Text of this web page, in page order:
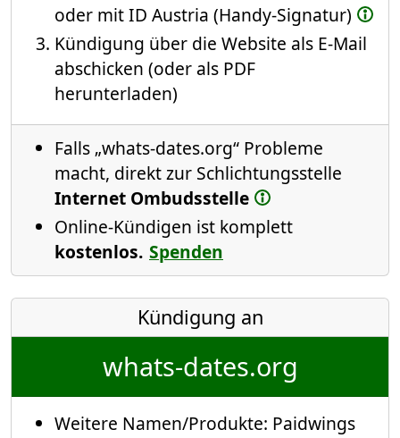
oder mit ID Austria (Handy-Signatur)
Kündigung über die Website als E-Mail
abschicken (oder als PDF
herunterladen)
Falls „whats-dates.org“ Probleme
macht, direkt zur Schlichtungsstelle
Internet Ombudsstelle
Online-Kündigen ist komplett
kostenlos. Spenden
Kündigung an
whats-dates.org
Weitere Namen/Produkte: Paidwings